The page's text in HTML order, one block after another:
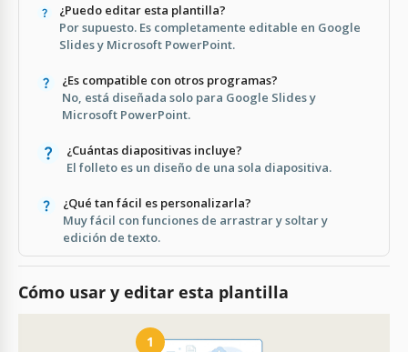
¿Puedo editar esta plantilla?
Por supuesto. Es completamente editable en Google
Slides y Microsoft PowerPoint.
¿Es compatible con otros programas?
No, está diseñada solo para Google Slides y
Microsoft PowerPoint.
¿Cuántas diapositivas incluye?
El folleto es un diseño de una sola diapositiva.
¿Qué tan fácil es personalizarla?
Muy fácil con funciones de arrastrar y soltar y
edición de texto.
Cómo usar y editar esta plantilla
1